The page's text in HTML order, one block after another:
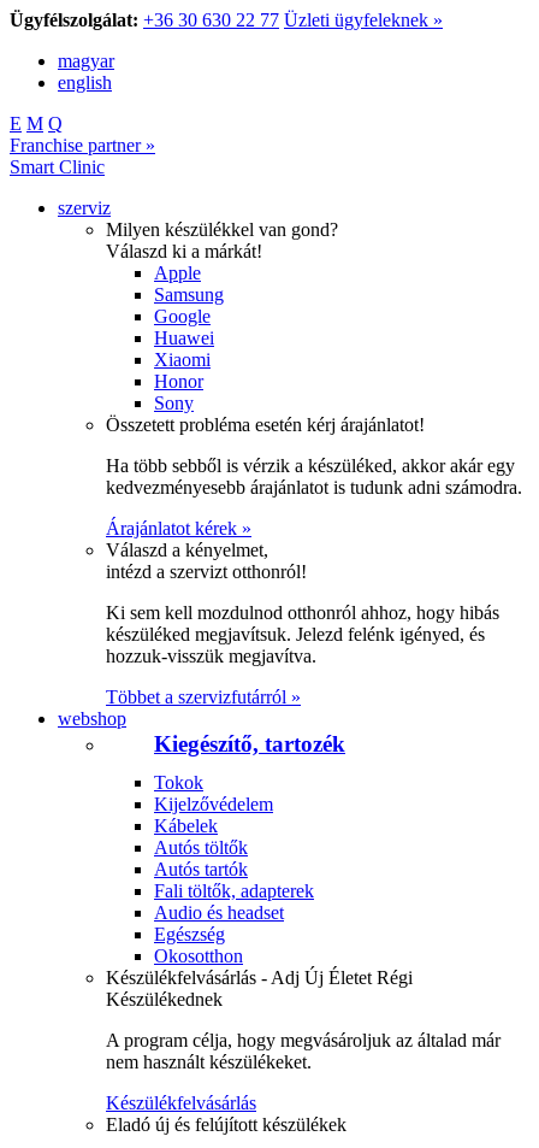
Ügyfélszolgálat: +36 30 630 22 77 Üzleti ügyfeleknek »
magyar
english
E M Q
Franchise partner »
Smart Clinic
szerviz
Milyen készülékkel van gond?
Válaszd ki a márkát!
Apple
Samsung
Google
Huawei
Xiaomi
Honor
Sony
Összetett probléma esetén kérj árajánlatot!
Ha több sebből is vérzik a készüléked, akkor akár egy
kedvezményesebb árajánlatot is tudunk adni számodra.
Árajánlatot kérek »
Válaszd a kényelmet,
intézd a szervizt otthonról!
Ki sem kell mozdulnod otthonról ahhoz, hogy hibás
készüléked megjavítsuk. Jelezd felénk igényed, és
hozzuk-visszük megjavítva.
Többet a szervizfutárról »
webshop
Kiegészítő, tartozék
Tokok
Kijelzővédelem
Kábelek
Autós töltők
Autós tartók
Fali töltők, adapterek
Audio és headset
Egészség
Okosotthon
Készülékfelvásárlás - Adj Új Életet Régi
Készülékednek
A program célja, hogy megvásároljuk az általad már
nem használt készülékeket.
Készülékfelvásárlás
Eladó új és felújított készülékek